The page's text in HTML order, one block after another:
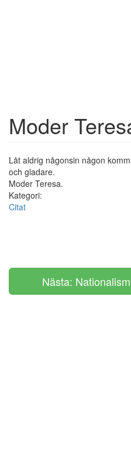
Moder
Låt aldrig någonsin någon
och gladare.
Moder Teresa.
Kategori:
Citat
Nästa: